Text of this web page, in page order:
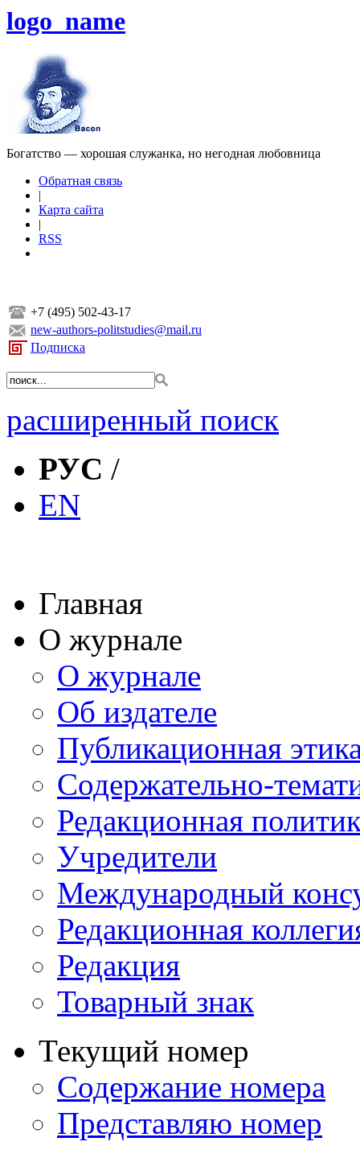
logo_name
Богатство — хорошая служанка, но негодная любовница
Обратная связь
|
Карта сайта
|
RSS
+7 (495) 502-43-17
new-authors-politstudies@mail.ru
Подписка
расширенный поиск
РУС /
EN
Главная
О журнале
О журнале
Об издателе
Публикационная
Содержательно-
Редакционная
Учредители
Международный
Редакционная
Редакция
Товарный знак
Текущий номер
Содержание номера
Представляю номер